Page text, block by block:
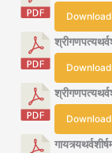
Download
Download
Download